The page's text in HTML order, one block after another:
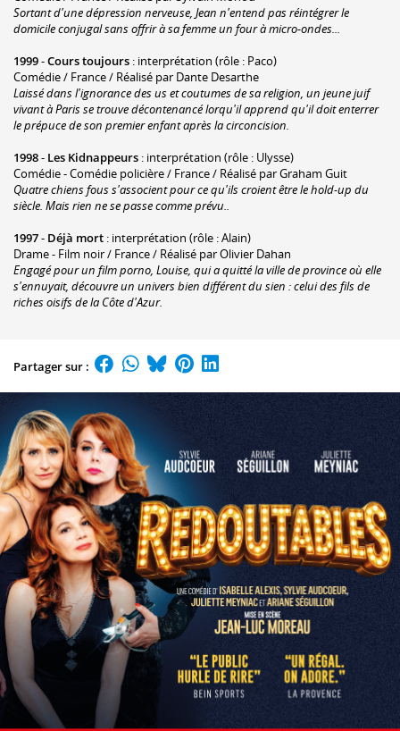
Sortant d'une dépression nerveuse, Jean n'entend pas réintégrer le
domicile conjugal sans offrir à sa femme un four à micro-ondes...
1999-Cours toujours : interprétation (rôle : Paco)
Comédie / France / Réalisé par Dante Desarthe
Laissé dans l'ignorance des us et coutumes de sa religion, un jeune juif
vivant à Paris se trouve décontenancé lorqu'il apprend qu'il doit enterrer
le prépuce de son premier enfant après la circoncision.
1998- Les Kidnappeurs : interprétation (rôle : Ulysse)
Comédie - Comédie policière / France / Réalisé par Graham Guit
Quatre chiens fous s'associent pour ce qu'ils croient être le hold-up du
siècle. Mais rien ne se passe comme prévu..
1997- Déjà mort : interprétation (rôle : Alain)
Drame - Film noir / France / Réalisé par Olivier Dahan
Engagé pour un film porno, Louise, qui a quitté la ville de province où elle
s'ennuyait, découvre un univers bien différent du sien : celui des fils de
riches oisifs de la Côte d'Azur.
Partager sur :